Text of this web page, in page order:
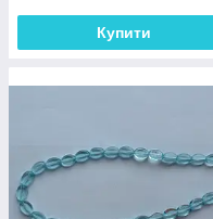
Купити